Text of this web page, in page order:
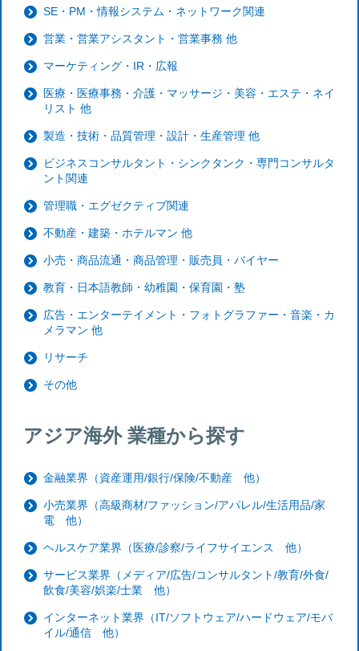
SE・PM・情報システム・ネットワーク関連
営業・営業アシスタント・営業事務 他
マーケティング・IR・広報
医療・医療事務・介護・マッサージ・美容・エステ・ネイ
リスト 他
製造・技術・品質管理・設計・生産管理 他
ビジネスコンサルタント・シンクタンク・専門コンサルタ
ント関連
管理職・エグゼクティブ関連
不動産・建築・ホテルマン 他
小売・商品流通・商品管理・販売員・バイヤー
教育・日本語教師・幼稚園・保育園・塾
広告・エンターテイメント・フォトグラファー・音楽・カ
メラマン 他
リサーチ
その他
アジア海外 業種から探す
金融業界（資産運用/銀行/保険/不動産 他）
小売業界（高級商材/ファッション/アパレル/生活用品/家
電 他）
ヘルスケア業界（医療/診察/ライフサイエンス 他）
サービス業界（メディア/広告/コンサルタント/教育/外食/
飲食/美容/娯楽/士業 他）
インターネット業界（IT/ソフトウェア/ハードウェア/モバ
イル/通信 他）